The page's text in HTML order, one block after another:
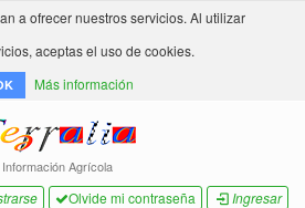
a ofrecer nuestros servicios. Al utilizar
aceptas el uso de cookies.
Más información
Información Agrícola
Olvide mi contraseña Ingresar